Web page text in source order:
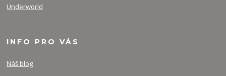
Underworld
INFO PRO VÁS
Náš blog